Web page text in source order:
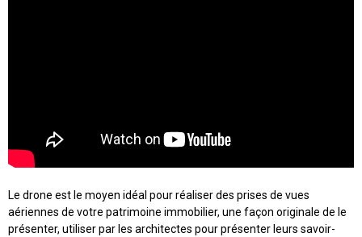
Le drone est le moyen idéal pour réaliser des prises de vues
aériennes de votre patrimoine immobilier, une façon originale de le
présenter, utiliser par les architectes pour présenter leurs savoir-